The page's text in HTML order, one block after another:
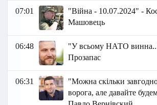
07:01
"Війна - 10.07.2024" -
Машовець
06:48
"У всьому НАТО
Прозапас
06:31
"Можна скільки
ворога, але давайте